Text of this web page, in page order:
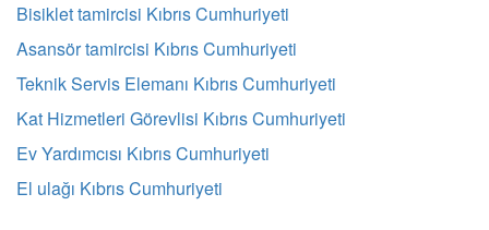
Bisiklet tamircisi Kıbrıs Cumhuriyeti
Asansör tamircisi Kıbrıs Cumhuriyeti
Teknik Servis Elemanı Kıbrıs Cumhuriyeti
Kat Hizmetleri Görevlisi Kıbrıs Cumhuriyeti
Ev Yardımcısı Kıbrıs Cumhuriyeti
El ulağı Kıbrıs Cumhuriyeti